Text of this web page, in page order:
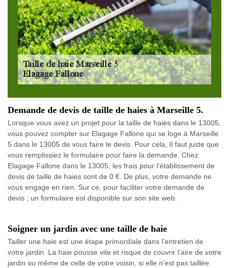
Demande de devis de taille de haies à Marseille 5.
Lorsque vous avez un projet pour la taille de haies dans le 13005,
vous pouvez compter sur Elagage Fallone qui se loge à Marseille
5 dans le 13005 de vous faire le devis. Pour cela, Il faut juste que
vous remplissiez le formulaire pour faire la demande. Chez
Elagage Fallone dans le 13005, les frais pour l’établissement de
devis de taille de haies sont de 0 €. De plus, votre demande ne
vous engage en rien. Sur ce, pour faciliter votre demande de
devis ; un formulaire est disponible sur son site web.
Soigner un jardin avec une taille de haie
Tailler une haie est une étape primordiale dans l’entretien de
votre jardin. La haie pousse vite et risque de couvrir l’aire de votre
jardin ou même de celle de votre voisin, si elle n’est pas taillée